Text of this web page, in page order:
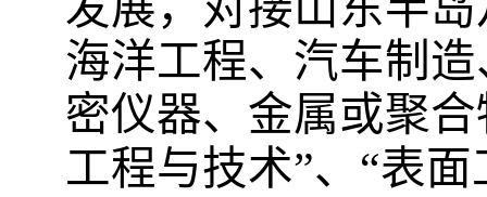
海洋工程、汽车制
密仪器、金属或聚
工程与技术”、 “表面